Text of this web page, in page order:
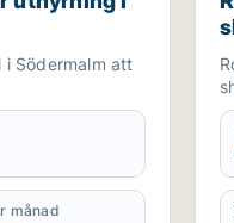
Södermalm att
månad